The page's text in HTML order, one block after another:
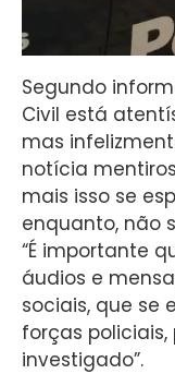
Segundo
Civil está
mas
notícia
mais isso se
enquanto, não
“É importante
áudios e
sociais, que se
forças
investigado”.